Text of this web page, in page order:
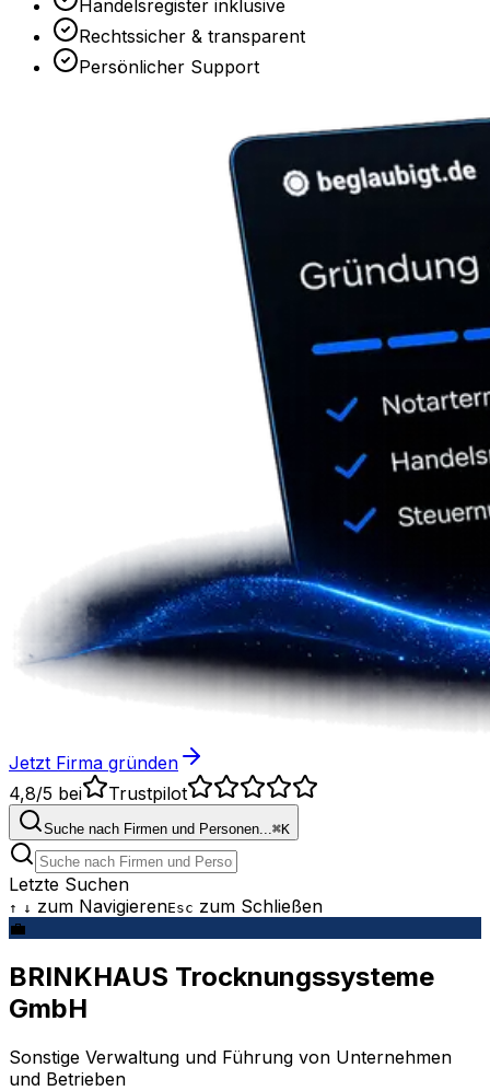
Handelsregister inklusive
Rechtssicher & transparent
Persönlicher Support
Jetzt Firma gründen
4,8/5 bei Trustpilot
Suche nach Firmen und Personen...⌘K
Letzte Suchen
↑ ↓ zum NavigierenEsc zum Schließen
💼
BRINKHAUS Trocknungssysteme
GmbH
Sonstige Verwaltung und Führung von Unternehmen
und Betrieben